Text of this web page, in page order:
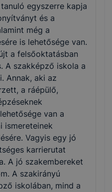
egyszerre kapja
és a
még a
is lehetősége van.
a felsőoktatásban
A szakképző iskola a
Annak, aki az
a ráépülő,
van a
ismereteinek
Vagyis egy jó
karrierutat
A jó szakembereket
A szakirányú
iskolában, mind a